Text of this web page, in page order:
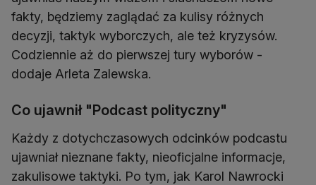
fakty, będziemy zaglądać za kulisy różnych
decyzji, taktyk wyborczych, ale też kryzysów.
Codziennie aż do pierwszej tury wyborów -
dodaje Arleta Zalewska.
Co ujawnił "Podcast polityczny"
Każdy z dotychczasowych odcinków podcastu
ujawniał nieznane fakty, nieoficjalne informacje,
zakulisowe taktyki. Po tym, jak Karol Nawrocki